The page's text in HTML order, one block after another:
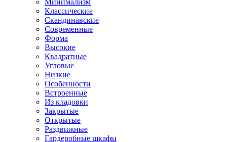
Минимализм
Классические
Скандинавские
Современные
Форма
Высокие
Квадратные
Угловые
Низкие
Особенности
Встроенные
Из кладовки
Закрытые
Открытые
Раздвижные
Гардеробные шкафы